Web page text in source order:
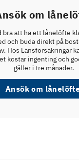
om
bra att ha ett lånelöfte
och buda direkt på
Hos Länsförsäkringar
kostar ingenting och
gäller i tre månader.
Ansök om